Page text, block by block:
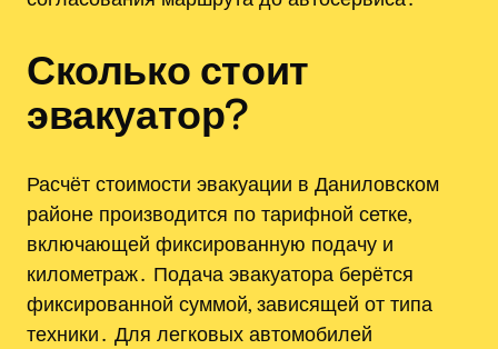
Сколько стоит
эвакуатор?
Расчёт стоимости эвакуации в Даниловском
районе производится по тарифной сетке,
включающей фиксированную подачу и
километраж․ Подача эвакуатора берётся
фиксированной суммой, зависящей от типа
техники․ Для легковых автомобилей